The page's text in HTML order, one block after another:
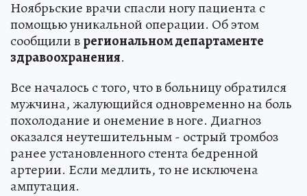
Ноябрьские врачи спасли ногу пациента с
помощью уникальной операции. Об этом
сообщили врегиональном департаменте
здравоохранения.
Все началось с того, что в больницу обратился
мужчина, жалующийся одновременно на боль
похолодание и онемение в ноге. Диагноз
оказался неутешительным - острый тромбоз
ранее установленного стента бедренной
артерии. Если медлить, то не исключена
ампутация.